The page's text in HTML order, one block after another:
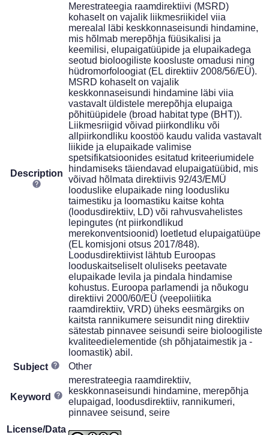
Description
Merestrateegia raamdirektiivi (MSRD)
kohaselt on vajalik liikmesriikidel viia
merealal läbi keskkonnaseisundi hindamine,
mis hõlmab merepõhja füüsikalisi ja
keemilisi, elupaigatüüpide ja elupaikadega
seotud bioloogiliste koosluste omadusi ning
hüdromorfoloogiat (EL direktiiv 2008/56/EÜ).
MSRD kohaselt on vajalik
keskkonnaseisundi hindamine läbi viia
vastavalt üldistele merepõhja elupaiga
põhitüüpidele (broad habitat type (BHT)).
Liikmesriigid võivad piirkondliku või
allpiirkondliku koostöö kaudu valida vastavalt
liikide ja elupaikade valimise
spetsifikatsioonides esitatud kriteeriumidele
hindamiseks täiendavad elupaigatüübid, mis
võivad hõlmata direktiivis 92/43/EMÜ
looduslike elupaikade ning loodusliku
taimestiku ja loomastiku kaitse kohta
(loodusdirektiiv, LD) või rahvusvahelistes
lepingutes (nt piirkondlikud
merekonventsioonid) loetletud elupaigatüüpe
(EL komisjoni otsus 2017/848).
Loodusdirektiivist lähtub Euroopas
looduskaitseliselt oluliseks peetavate
elupaikade levila ja pindala hindamise
kohustus. Euroopa parlamendi ja nõukogu
direktiivi 2000/60/EÜ (veepoliitika
raamdirektiiv, VRD) üheks eesmärgiks on
kaitsta rannikumere seisundit ning direktiiv
sätestab pinnavee seisundi seire bioloogiliste
kvaliteedielementide (sh põhjataimestik ja -
loomastik) abil.
Subject
Other
Keyword
merestrateegia raamdirektiiv,
keskkonnaseisundi hindamine, merepõhja
elupaigad, loodusdirektiiv, rannikumeri,
pinnavee seisund, seire
License/Data